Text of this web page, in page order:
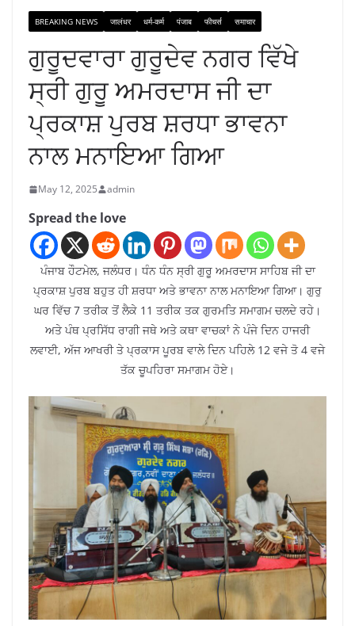
BREAKING NEWS जालंधर धर्म-कर्म पंजाब फीचर्स समाचार
ਗੁਰੂਦਵਾਰਾ ਗੁਰੂਦੇਵ ਨਗਰ ਵਿੱਖੇ
ਸ੍ਰੀ ਗੁਰੂ ਅਮਰਦਾਸ ਜੀ ਦਾ
ਪ੍ਰਕਾਸ਼ ਪੁਰਬ ਸ਼ਰਧਾ ਭਾਵਨਾ
ਨਾਲ ਮਨਾਇਆ ਗਿਆ
May 12, 2025 admin
Spread the love
ਪੰਜਾਬ ਹੌਟਮੇਲ, ਜਲੰਧਰ। ਧੰਨ ਧੰਨ ਸ੍ਰੀ ਗੁਰੂ ਅਮਰਦਾਸ ਸਾਹਿਬ ਜੀ ਦਾ
ਪ੍ਰਕਾਸ਼ ਪੁਰਬ ਬਹੁਤ ਹੀ ਸ਼ਰਧਾ ਅਤੇ ਭਾਵਨਾ ਨਾਲ ਮਨਾਇਆ ਗਿਆ। ਗੁਰੁ
ਘਰ ਵਿੱਚ 7 ਤਰੀਕ ਤੋਂ ਲੈਕੇ 11 ਤਰੀਕ ਤਕ ਗੁਰਮਤਿ ਸਮਾਗਮ ਚਲਦੇ ਰਹੇ।
ਅਤੇ ਪੰਥ ਪ੍ਰਸਿੱਧ ਰਾਗੀ ਜਥੇ ਅਤੇ ਕਥਾ ਵਾਚਕਾਂ ਨੇ ਪੰਜੇ ਦਿਨ ਹਾਜਰੀ
ਲਵਾਈ, ਅੱਜ ਆਖਰੀ ਤੇ ਪ੍ਰਕਾਸ ਪੂਰਬ ਵਾਲੇ ਦਿਨ ਪਹਿਲੇ 12 ਵਜੇ ਤੋ 4 ਵਜੇ
ਤੱਕ ਚੂਪਹਿਰਾ ਸਮਾਗਮ ਹੋਏ।